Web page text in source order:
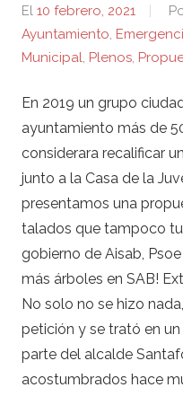
El 10 febrero, 2021
Ayuntamiento,
Municipal, Plenos,
En 2019 un grupo
ayuntamiento más de
considerara recalificar
junto a la Casa de la
presentamos una
talados que tampoco
gobierno de Aisab,
más árboles en SAB!
No solo no se hizo
petición y se trató en
parte del alcalde
acostumbrados hace